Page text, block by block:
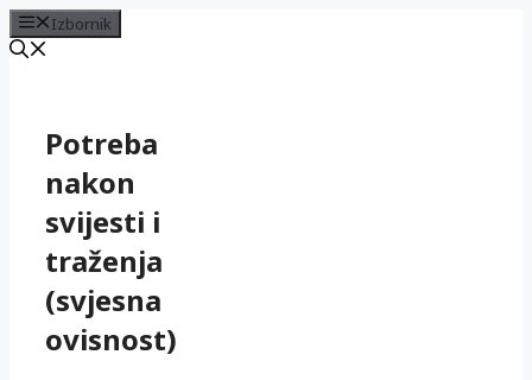
Izbornik
sadržajPotreba
nakon
svijesti i
traženja
(svjesna
ovisnost)